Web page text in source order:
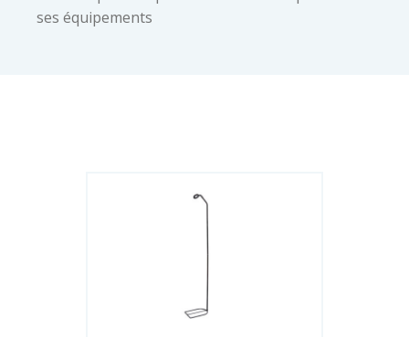
ses équipements